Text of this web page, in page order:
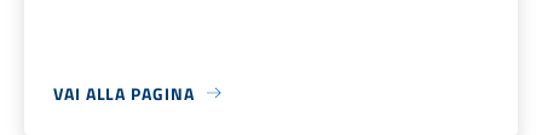
VAI ALLA PAGINA